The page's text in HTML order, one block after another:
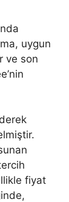
uygun
ve son
fiyat